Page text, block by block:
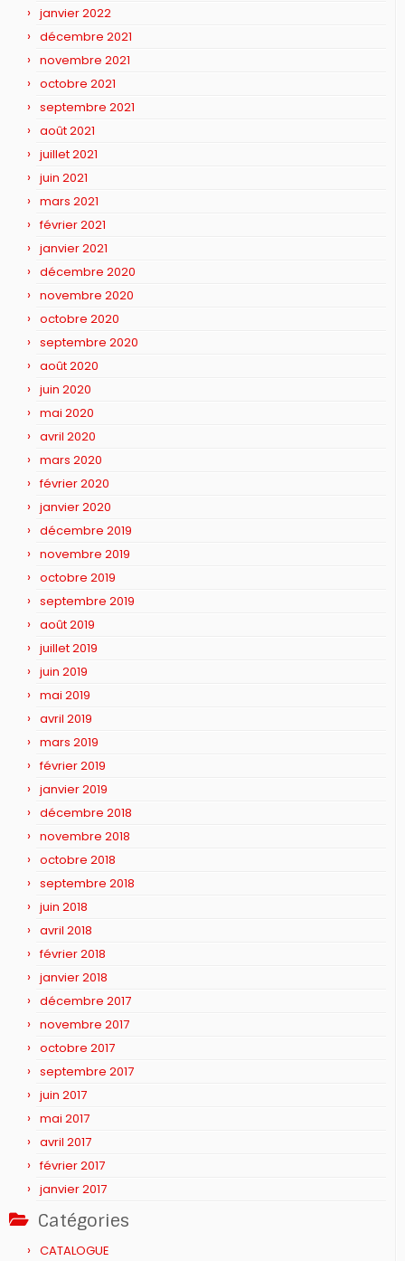
janvier 2022
décembre 2021
novembre 2021
octobre 2021
septembre 2021
août 2021
juillet 2021
juin 2021
mars 2021
février 2021
janvier 2021
décembre 2020
novembre 2020
octobre 2020
septembre 2020
août 2020
juin 2020
mai 2020
avril 2020
mars 2020
février 2020
janvier 2020
décembre 2019
novembre 2019
octobre 2019
septembre 2019
août 2019
juillet 2019
juin 2019
mai 2019
avril 2019
mars 2019
février 2019
janvier 2019
décembre 2018
novembre 2018
octobre 2018
septembre 2018
juin 2018
avril 2018
février 2018
janvier 2018
décembre 2017
novembre 2017
octobre 2017
septembre 2017
juin 2017
mai 2017
avril 2017
février 2017
janvier 2017
Catégories
CATALOGUE